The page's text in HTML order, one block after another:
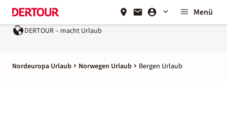
Menü
DERTOUR – macht Urlaub
Nordeuropa Urlaub Norwegen Urlaub Bergen Urlaub